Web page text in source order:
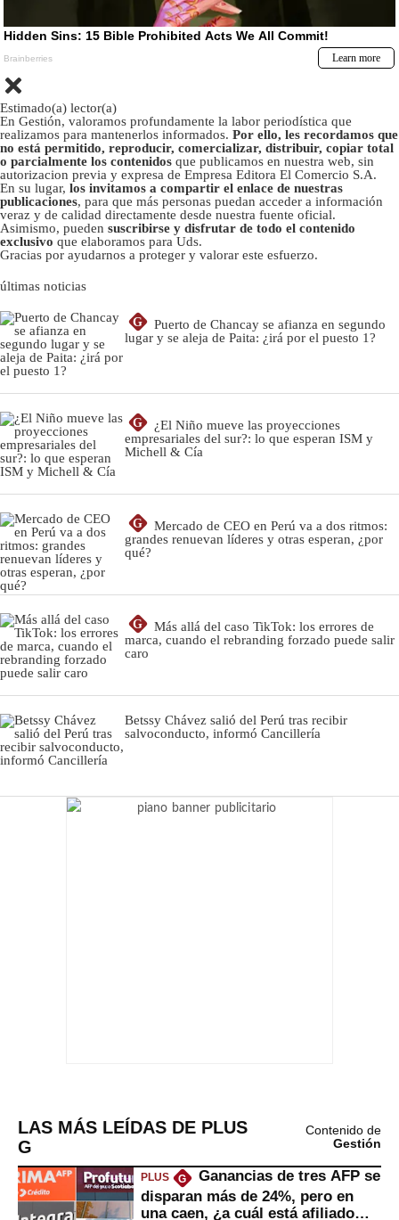
Estimado(a) lector(a)
En Gestión, valoramos profundamente la labor periodística que
realizamos para mantenerlos informados. Por ello, les recordamos que
no está permitido, reproducir, comercializar, distribuir, copiar total
o parcialmente los contenidos que publicamos en nuestra web, sin
autorizacion previa y expresa de Empresa Editora El Comercio S.A.
En su lugar, los invitamos a compartir el enlace de nuestras
publicaciones, para que más personas puedan acceder a información
veraz y de calidad directamente desde nuestra fuente oficial.
Asimismo, pueden suscribirse y disfrutar de todo el contenido
exclusivo que elaboramos para Uds.
Gracias por ayudarnos a proteger y valorar este esfuerzo.
últimas noticias
G
Puerto de Chancay se afianza en segundo
lugar y se aleja de Paita: ¿irá por el puesto 1?
G
¿El Niño mueve las proyecciones
empresariales del sur?: lo que esperan ISM y
Michell & Cía
G
Mercado de CEO en Perú va a dos ritmos:
grandes renuevan líderes y otras esperan, ¿por
qué?
G
Más allá del caso TikTok: los errores de
marca, cuando el rebranding forzado puede salir
caro
Betssy Chávez salió del Perú tras recibir
salvoconducto, informó Cancillería
LAS MÁS LEÍDAS DE PLUS
G
Contenido de
Gestión
PLUS G
Ganancias de tres AFP se
disparan más de 24%, pero en
una caen, ¿a cuál está afiliado